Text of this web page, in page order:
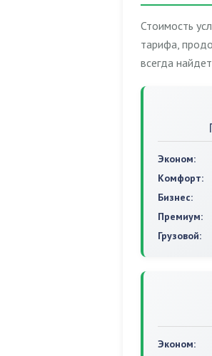
Стоимость
тарифа,
всегда
Эконом:
Комфорт:
Бизнес:
Премиум:
Грузовой:
Эконом: